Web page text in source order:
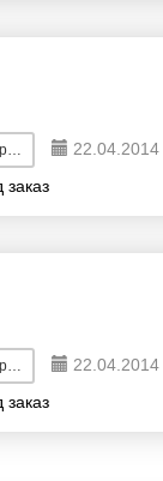
22.04.2014
22.04.2014